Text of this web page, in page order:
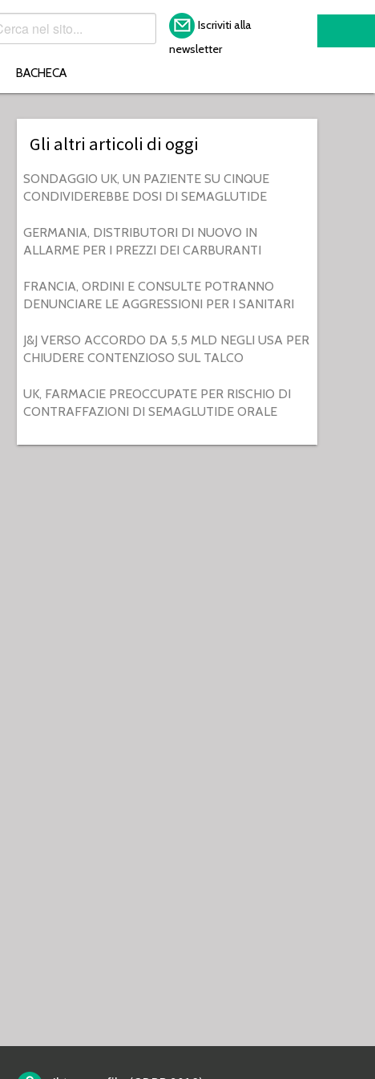
Iscriviti alla
newsletter
BACHECA
Gli altri articoli di oggi
SONDAGGIO UK, UN PAZIENTE SU CINQUE
CONDIVIDEREBBE DOSI DI SEMAGLUTIDE
GERMANIA, DISTRIBUTORI DI NUOVO IN
ALLARME PER I PREZZI DEI CARBURANTI
FRANCIA, ORDINI E CONSULTE POTRANNO
DENUNCIARE LE AGGRESSIONI PER I SANITARI
J&J VERSO ACCORDO DA 5,5 MLD NEGLI USA PER
CHIUDERE CONTENZIOSO SUL TALCO
UK, FARMACIE PREOCCUPATE PER RISCHIO DI
CONTRAFFAZIONI DI SEMAGLUTIDE ORALE